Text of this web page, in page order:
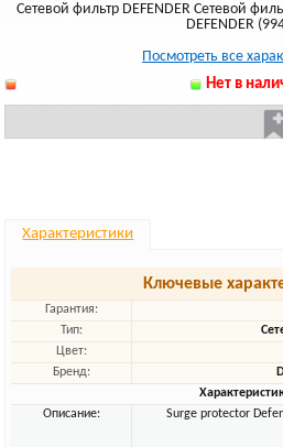
Сетевой фильтр DEFENDER Сетевой
DEFENDER
Посмотреть все
Нет в
Характеристики
Ключевые
Гарантия:
Тип:
Цвет:
Бренд:
Описание:
Surge protector